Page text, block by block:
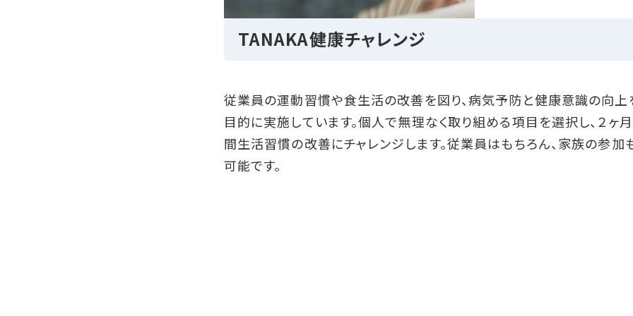
TANAKA健康チャレンジ
従業員の運動習慣や食生活の改善を図り、病気予防と健康意識の向上
目的に実施しています。個人で無理なく取り組める項目を選択し、２ヶ月
間生活習慣の改善にチャレンジします。従業員はもちろん、家族の参加
可能です。